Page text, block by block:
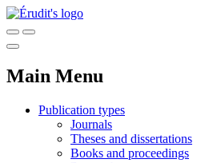
Main Menu
Publication types
Journals
Theses and dissertations
Books and proceedings